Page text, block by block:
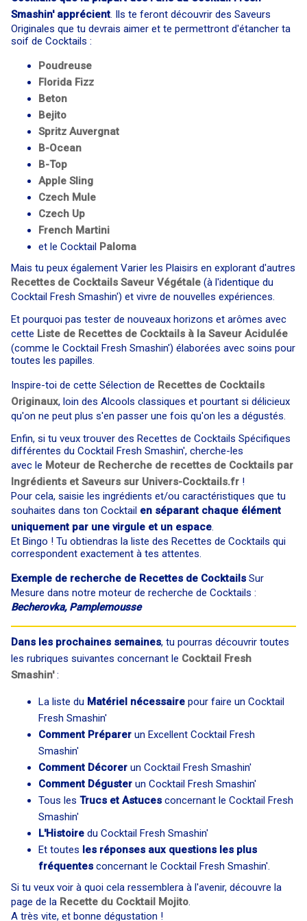
Smashin' apprécient. Ils te feront découvrir des Saveurs
Originales que tu devrais aimer et te permettront d'étancher ta
soif de Cocktails :
Poudreuse
Florida Fizz
Beton
Bejito
Spritz Auvergnat
B-Ocean
B-Top
Apple Sling
Czech Mule
Czech Up
French Martini
et le Cocktail Paloma
Mais tu peux également Varier les Plaisirs en explorant d'autres
Recettes de Cocktails Saveur Végétale (à l'identique du
Cocktail Fresh Smashin') et vivre de nouvelles expériences.
Et pourquoi pas tester de nouveaux horizons et arômes avec
cette Liste de Recettes de Cocktails à la Saveur Acidulée
(comme le Cocktail Fresh Smashin') élaborées avec soins pour
toutes les papilles.
Inspire-toi de cette Sélection de Recettes de Cocktails
Originaux, loin des Alcools classiques et pourtant si délicieux
qu'on ne peut plus s'en passer une fois qu'on les a dégustés.
Enfin, si tu veux trouver des Recettes de Cocktails Spécifiques
différentes du Cocktail Fresh Smashin', cherche-les
avec le Moteur de Recherche de recettes de Cocktails par
Ingrédients et Saveurs sur Univers-Cocktails.fr !
Pour cela, saisie les ingrédients et/ou caractéristiques que tu
souhaites dans ton Cocktail en séparant chaque élément
uniquement par une virgule et un espace.
Et Bingo ! Tu obtiendras la liste des Recettes de Cocktails qui
correspondent exactement à tes attentes.
Exemple de recherche de Recettes de Cocktails Sur
Mesure dans notre moteur de recherche de Cocktails :
Becherovka, Pamplemousse
Dans les prochaines semaines, tu pourras découvrir toutes
les rubriques suivantes concernant le Cocktail Fresh
Smashin':
La liste du Matériel nécessaire pour faire un Cocktail
Fresh Smashin'
Comment Préparer un Excellent Cocktail Fresh
Smashin'
Comment Décorer un Cocktail Fresh Smashin'
Comment Déguster un Cocktail Fresh Smashin'
Tous les Trucs et Astuces concernant le Cocktail Fresh
Smashin'
L'Histoire du Cocktail Fresh Smashin'
Et toutes les réponses aux questions les plus
fréquentes concernant le Cocktail Fresh Smashin'.
Si tu veux voir à quoi cela ressemblera à l'avenir, découvre la
page de la Recette du Cocktail Mojito.
A très vite, et bonne dégustation !